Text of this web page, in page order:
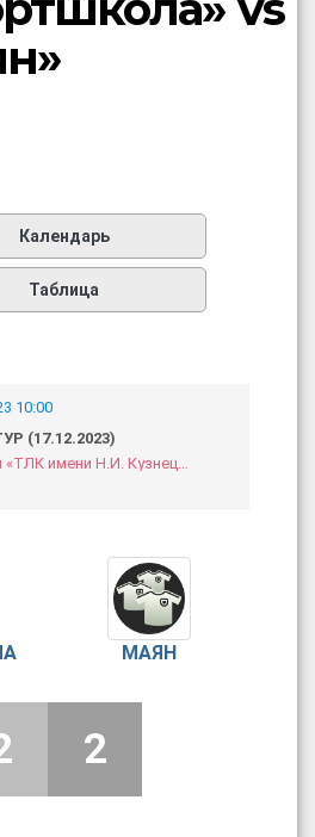
Календарь
Таблица
10:00
(17.12.2023)
Спортивный зал «ТЛК имени Н.И. Кузнецова»
МАЯН
2